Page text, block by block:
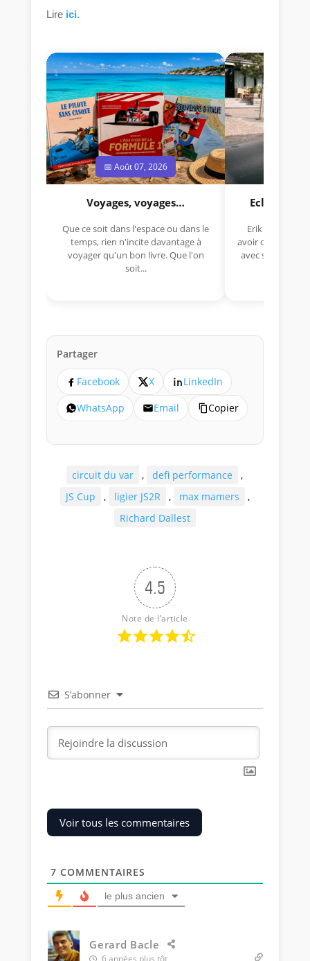
Lire ici.
📅 Août 07, 2026
Voyages, voyages…
Que ce soit dans l'espace ou dans le
temps, rien n'incite davantage à
voyager qu'un bon livre. Que l'on
soit...
Eclectica
Erik Comas,
avoir déjà
avec sa Lancia
Partager
Facebook X
LinkedIn
WhatsApp
Email Copier
circuit du var , defi performance
,
JS Cup
, ligier JS2R , max mamers
,
Richard Dallest
4.5
Note de l’article
S’abonner
Voir tous les commentaires
7 COMMENTAIRES
le plus ancien
Gerard Bacle
6 années plus tôt